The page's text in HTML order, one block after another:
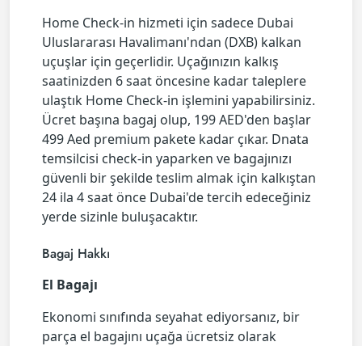
Home Check-in hizmeti için sadece Dubai
Uluslararası Havalimanı'ndan (DXB) kalkan
uçuşlar için geçerlidir. Uçağınızın kalkış
saatinizden 6 saat öncesine kadar taleplere
ulaştık Home Check-in işlemini yapabilirsiniz.
Ücret başına bagaj olup, 199 AED'den başlar
499 Aed premium pakete kadar çıkar. Dnata
temsilcisi check-in yaparken ve bagajınızı
güvenli bir şekilde teslim almak için kalkıştan
24 ila 4 saat önce Dubai'de tercih edeceğiniz
yerde sizinle buluşacaktır.
Bagaj Hakkı
El Bagajı
Ekonomi sınıfında seyahat ediyorsanız, bir
parça el bagajını uçağa ücretsiz olarak